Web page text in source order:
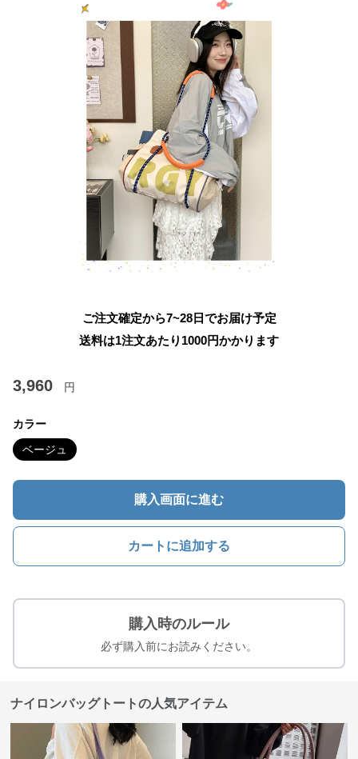
ご注文確定から7~28日でお届け予定
送料は1注文あたり 1000円かかります
3,960 円
カラー
ベージュ
購入画面に進む
カートに追加する
購入時のルール
必ず購入前にお読みください。
ナイロンバッグトートの人気アイテム